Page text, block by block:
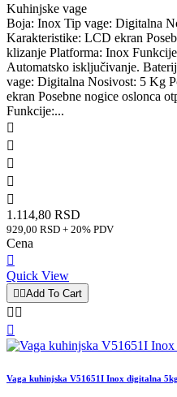
Kuhinjske vage
Boja: Inox Tip vage: Digitalna
Karakteristike: LCD ekran
klizanje Platforma: Inox
Automatsko isključivanje.
vage: Digitalna Nosivost: 5 Kg
ekran Posebne nogice oslonca
Funkcije:...





1.114,80 RSD
929,00 RSD + 20% PDV
Cena

Quick View
 Add To Cart
 

Vaga kuhinjska V51651I Inox digitalna 5kg